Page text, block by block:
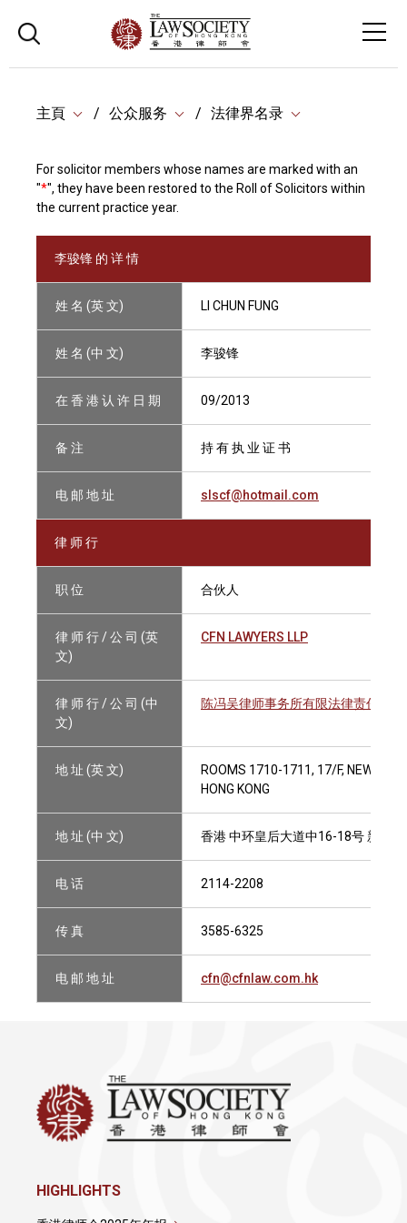
主頁 公众服务 法律界名录
For solicitor members whose names are marked with an
"*", they have been restored to the Roll of Solicitors within
the current practice year.
李骏锋 的 详 情
姓 名 (英 文) LI CHUN FUNG
姓 名 (中 文) 李骏锋
在 香 港 认 许 日 期 09/2013
备 注 持 有 执 业 证 书
电 邮 地 址 slscf@hotmail.com
律 师 行
职 位 合伙人
律 师 行 / 公 司 (英
文)
CFN LAWYERS LLP
律 师 行 / 公 司 (中
文)
陈冯吴律师事务所有限法律责任合伙
地 址 (英 文)
ROOMS 1710-1711, 17/F, NEW
HONG KONG
地 址 (中 文) 香港 中环皇后大道中16-18号 新世
电 话 2114-2208
传 真 3585-6325
电 邮 地 址 cfn@cfnlaw.com.hk
HIGHLIGHTS